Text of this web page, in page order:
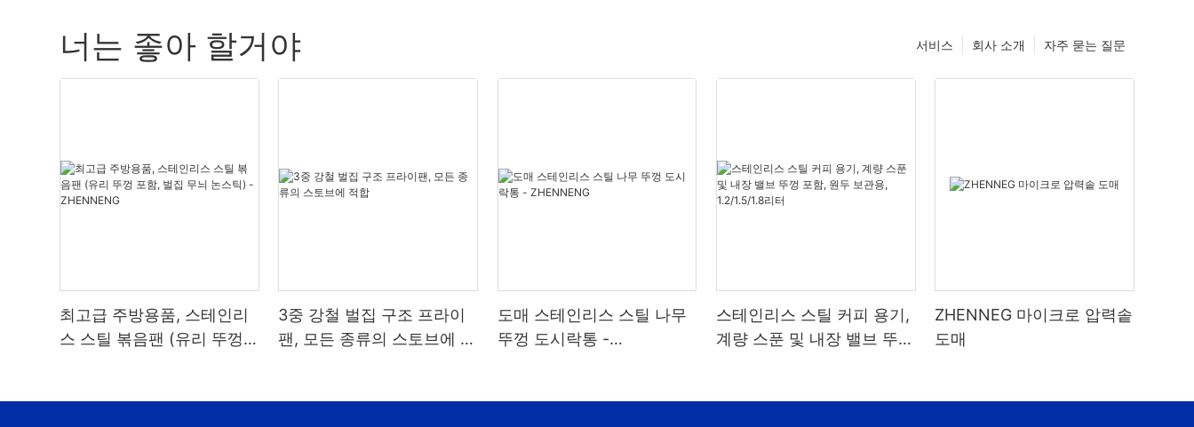
너는 좋아 할거야 자주 묻는 질문
회사 소개
서비스
최고급 주방용품, 스테인리
스 스틸 볶음팬 (유리 뚜껑
3중 강철 벌집 구조 프라이
팬, 모든 종류의 스토브에 적
도매 스테인리스 스틸 나무
뚜껑 도시락통 -
스테인리스 스틸 커피 용기,
계량 스푼 및 내장 밸브 뚜껑
ZHENNEG 마이크로 압력솥
도매